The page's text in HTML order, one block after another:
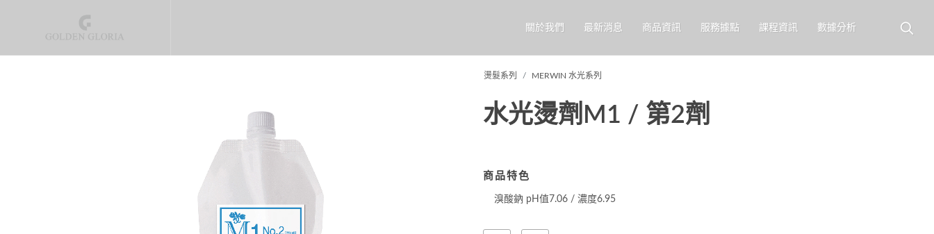
關於我們 最新消息 商品資訊 服務據點 課程資訊 數據分析
燙髮系列 MERWIN 水光系列
水光燙劑M1 / 第2劑
商品特色
溴酸鈉 pH值7.06 / 濃度6.95